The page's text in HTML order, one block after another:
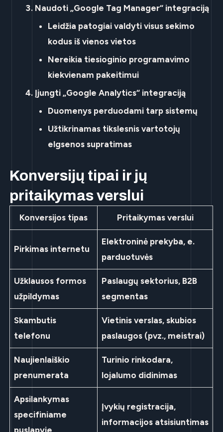
Naudoti „Google Tag Manager“ integraciją
Leidžia patogiai valdyti visus sekimo
kodus iš vienos vietos
Nereikia tiesioginio programavimo
kiekvienam pakeitimui
Įjungti „Google Analytics“ integraciją
Duomenys perduodami tarp sistemų
Užtikrinamas tikslesnis vartotojų
elgsenos supratimas
Konversijų tipai ir jų
pritaikymas verslui
Konversijos tipas Pritaikymas verslui
Pirkimas internetu
Elektroninė prekyba, e.
parduotuvės
Užklausos formos
užpildymas
Paslaugų sektorius, B2B
segmentas
Skambutis
telefonu
Vietinis verslas, skubios
paslaugos (pvz., meistrai)
Naujienlaiškio
prenumerata
Turinio rinkodara,
lojalumo didinimas
Apsilankymas
specifiniame
puslapyje
Įvykių registracija,
informacijos atsisiuntimas